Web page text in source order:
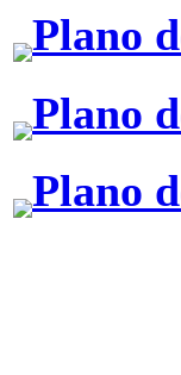
Plano
Plano
Plano